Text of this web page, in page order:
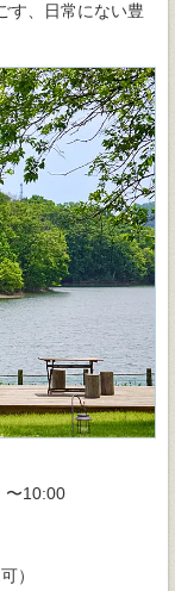
す、日常にない豊
〜10:00
）